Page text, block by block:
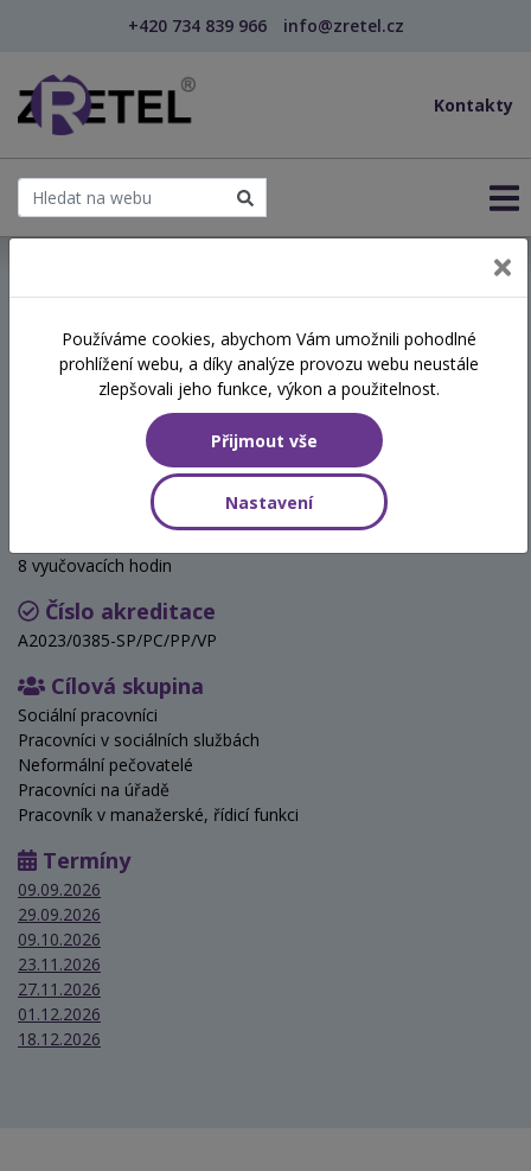
+420 734 839 966 info@zretel.cz
Kontakty
Využití všímavosti
(mindfulness) při zvládání
stresu v sociálních službách
Hodinová dotace
8 vyučovacích hodin
Číslo akreditace
A2023/0385-SP/PC/PP/VP
Cílová skupina
Sociální pracovníci
Pracovníci v sociálních službách
Neformální pečovatelé
Pracovníci na úřadě
Pracovník v manažerské, řídicí funkci
Termíny
09.09.2026
29.09.2026
09.10.2026
23.11.2026
27.11.2026
01.12.2026
18.12.2026
Používáme cookies, abychom Vám umožnili pohodlné
prohlížení webu, a díky analýze provozu webu neustále
zlepšovali jeho funkce, výkon a použitelnost.
Přijmout vše
Nastavení